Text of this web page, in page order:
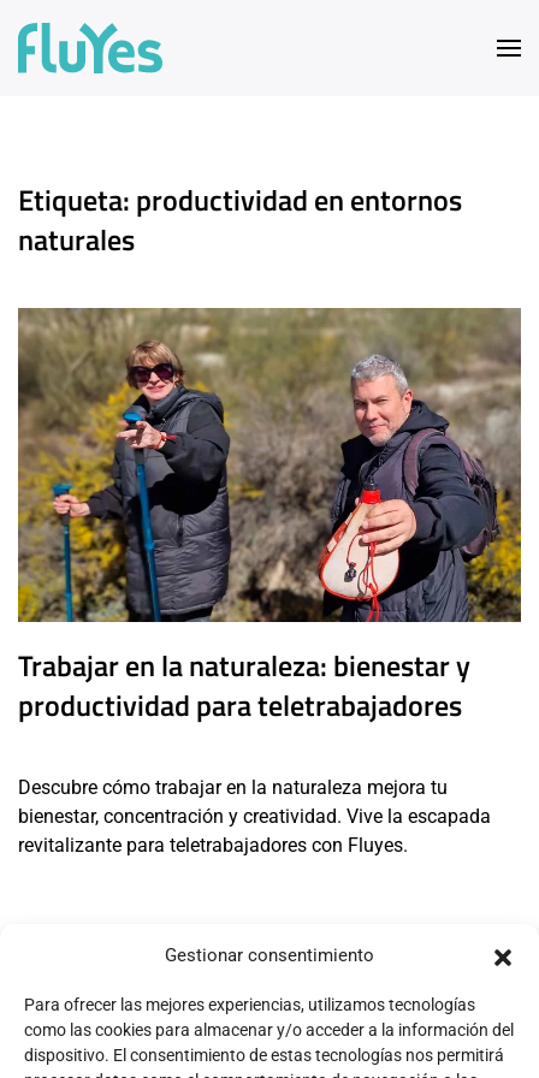
Gestionar consentimiento
Para ofrecer las mejores experiencias, utilizamos tecnologías
como las cookies para almacenar y/o acceder a la información del
dispositivo. El consentimiento de estas tecnologías nos permitirá
Ir al contenido principal
Etiqueta:productividad en entornos
naturales
Trabajar en la naturaleza: bienestar y
productividad para teletrabajadores
Descubre cómo trabajar en la naturaleza mejora tu
bienestar, concentración y creatividad. Vive la escapada
revitalizante para teletrabajadores con Fluyes.